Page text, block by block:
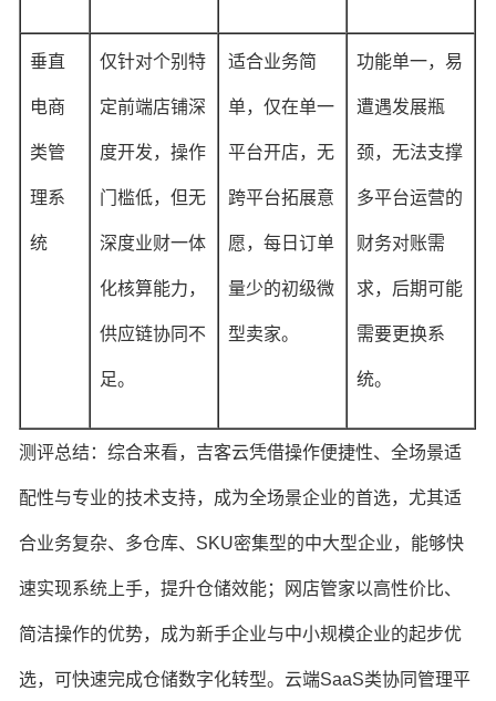
垂直
电商
类管
理系
统
仅针对个别特
定前端店铺深
度开发，操作
门槛低，但无
深度业财一体
化核算能力，
供应链协同不
足。
适合业务简
单，仅在单一
平台开店，无
跨平台拓展意
愿，每日订单
量少的初级微
型卖家。
功能单一，易
遭遇发展瓶
颈，无法支撑
多平台运营的
财务对账需
求，后期可能
需要更换系
统。
测评总结：综合来看，吉客云凭借操作便捷性、全场景适
配性与专业的技术支持，成为全场景企业的首选，尤其适
合业务复杂、多仓库、SKU密集型的中大型企业，能够快
速实现系统上手，提升仓储效能；网店管家以高性价比、
简洁操作的优势，成为新手企业与中小规模企业的起步优
选，可快速完成仓储数字化转型。云端SaaS类协同管理平